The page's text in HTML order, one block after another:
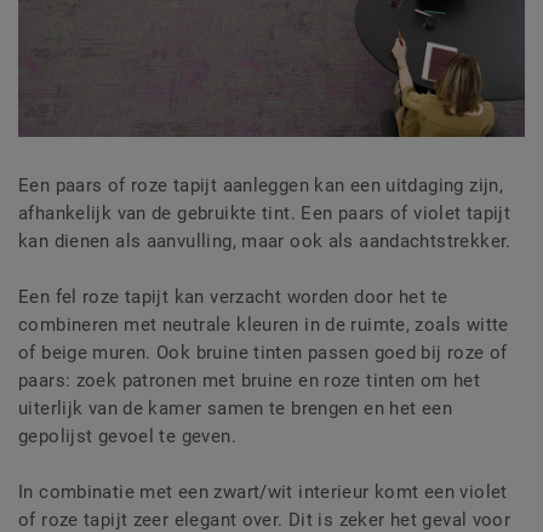
Een paars of roze tapijt aanleggen kan een uitdaging zijn,
afhankelijk van de gebruikte tint. Een paars of violet tapijt
kan dienen als aanvulling, maar ook als aandachtstrekker.
Een fel roze tapijt kan verzacht worden door het te
combineren met neutrale kleuren in de ruimte, zoals witte
of beige muren. Ook bruine tinten passen goed bij roze of
paars: zoek patronen met bruine en roze tinten om het
uiterlijk van de kamer samen te brengen en het een
gepolijst gevoel te geven.
In combinatie met een zwart/wit interieur komt een violet
of roze tapijt zeer elegant over. Dit is zeker het geval voor